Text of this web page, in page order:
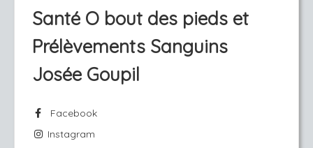
Santé O bout des pieds et
Prélèvements Sanguins
Josée Goupil
Facebook
Instagram